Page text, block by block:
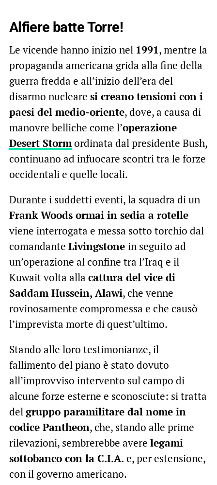
Alfiere batte Torre!
Le vicende hanno inizio nel 1991, mentre la
propaganda americana grida alla fine della
guerra fredda e all’inizio dell’era del
disarmo nucleare si creano tensioni con i
paesi del medio-oriente, dove, a causa di
manovre belliche come l’operazione
Desert Stormordinata dal presidente Bush,
continuano ad infuocare scontri tra le forze
occidentali e quelle locali.
Durante i suddetti eventi, la squadra di un
Frank Woods ormai in sedia a rotelle
viene interrogata e messa sotto torchio dal
comandante Livingstone in seguito ad
un’operazione al confine tra l’Iraq e il
Kuwait volta alla cattura del vice di
Saddam Hussein, Alawi, che venne
rovinosamente compromessa e che causò
l’imprevista morte di quest’ultimo.
Stando alle loro testimonianze, il
fallimento del piano è stato dovuto
all’improvviso intervento sul campo di
alcune forze esterne e sconosciute: si tratta
delgruppo paramilitare dal nome in
codice Pantheon, che, stando alle prime
rilevazioni, sembrerebbe avere legami
sottobanco con la C.I.A. e, per estensione,
con il governo americano.